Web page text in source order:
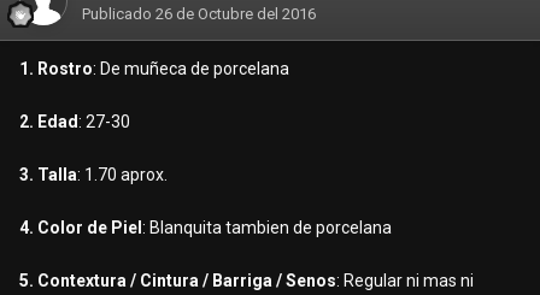
Publicado 26 de Octubre del 2016
1. Rostro: De muñeca de porcelana
2. Edad: 27-30
3. Talla: 1.70 aprox.
4. Color de Piel : Blanquita tambien de porcelana
5. Contextura / Cintura / Barriga / Senos: Regular ni mas ni